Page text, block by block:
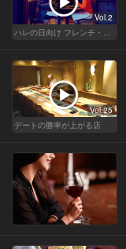
Vol.2
Vol.25
デートの勝率が上がる店